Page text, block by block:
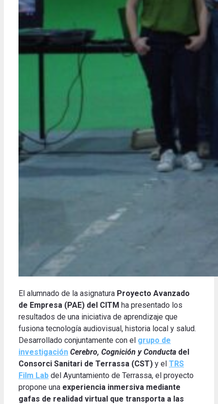
El alumnado de la asignatura Proyecto Avanzado
de Empresa (PAE) del CITM ha presentado los
resultados de una iniciativa de aprendizaje que
fusiona tecnología audiovisual, historia local y salud.
Desarrollado conjuntamente con el grupo de
investigación Cerebro, Cognición y Conducta del
Consorci Sanitari de Terrassa (CST) y el TRS
Film Lab del Ayuntamiento de Terrassa, el proyecto
propone una experiencia inmersiva mediante
gafas de realidad virtual que transporta a las